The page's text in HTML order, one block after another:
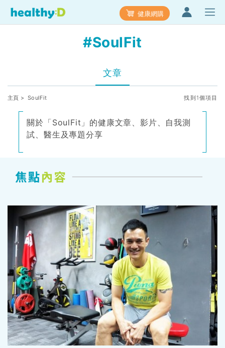
健康網購
#SoulFit
文章
主頁 > SoulFit 找到1個項目
關於「SoulFit」的健康文章、影片、自我測
試、醫生及專題分享